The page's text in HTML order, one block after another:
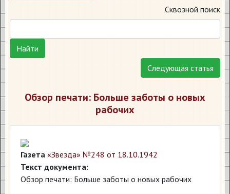
Сквозной поиск
Найти
Следующая статья
Обзор печати: Больше заботы о новых
рабочих
Газета «Звезда» №248 от 18.10.1942
Текст документа:
Обзор печати: Больше заботы о новых рабочих